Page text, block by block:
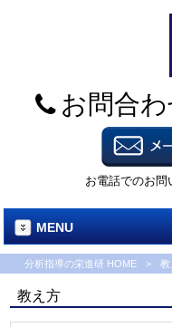
お問合わ
お電話でのお問
MENU
分析指導の栄進研 HOME > 教
教え方